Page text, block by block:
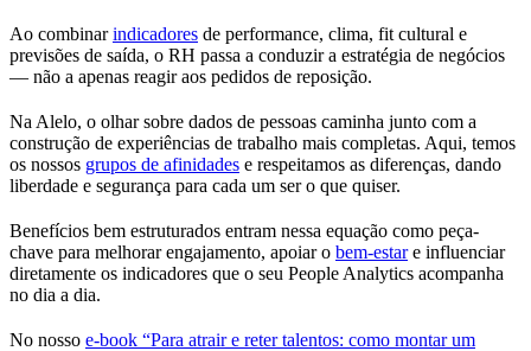
Ao combinarindicadores de performance, clima, fit cultural e
previsões de saída, o RH passa a conduzir a estratégia de negócios
— não a apenas reagir aos pedidos de reposição.
Na Alelo, o olhar sobre dados de pessoas caminha junto com a
construção de experiências de trabalho mais completas. Aqui, temos
os nossos grupos de afinidades e respeitamos as diferenças, dando
liberdade e segurança para cada um ser o que quiser.
Benefícios bem estruturados entram nessa equação como peça-
chave para melhorar engajamento, apoiar o bem-estare influenciar
diretamente os indicadores que o seu People Analytics acompanha
no dia a dia.
No nosso e-book “Para atrair e reter talentos: como montar um